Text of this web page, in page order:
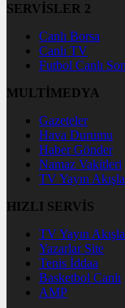
SERVİSLER 2
Canlı Borsa
Canlı TV
Futbol Canlı
MULTİMEDYA
Gazeteler
Hava Durumu
Haber Gönder
Namaz Vakitleri
TV Yayın
HIZLI SERVİS
TV Yayın
Yazarlar Site
Tenis İddaa
Basketbol Canlı
AMP